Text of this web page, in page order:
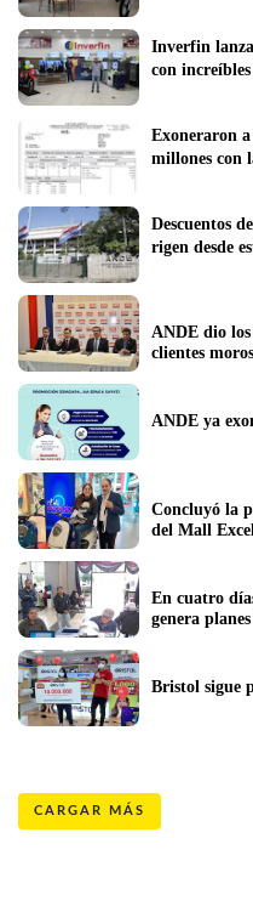
Inverfin
con
Exoneraron
millones con
Descuentos
ANDE dio
clientes
ANDE ya
Concluyó la
del Mall
En cuatro
genera
CARGAR MÁS